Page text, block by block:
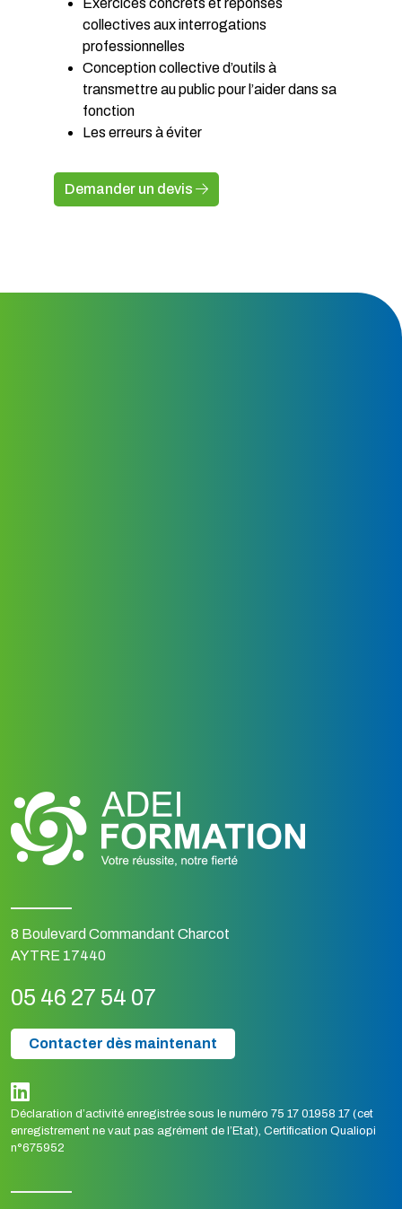
collectives aux interrogations
professionnelles
Conception collective d’outils à
transmettre au public pour l’aider dans sa
fonction
Les erreurs à éviter
Demander un devis
8 Boulevard Commandant Charcot
AYTRE 17440
05 46 27 54 07
Contacter dès maintenant
Déclaration d’activité enregistrée sous le numéro 75 17 01958 17 (cet
enregistrement ne vaut pas agrément de l’Etat), Certification Qualiopi
n°675952